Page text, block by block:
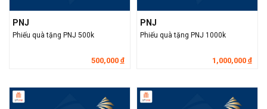
PNJ
Phiếu quà tặng PNJ 500k
500,000 đ
PNJ
Phiếu quà tặng PNJ 1000k
1,000,000 đ